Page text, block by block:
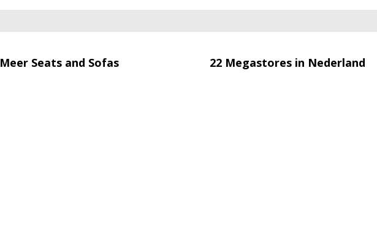
Meer Seats and Sofas 22 Megastores in Nederland